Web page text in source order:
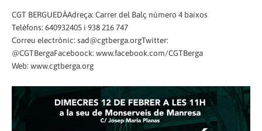
CGT BERGUEDÀAdreça: Carrer del Balç número 4 baixos
Telèfons: 640932405 i 938 216 747
Correu electrònic: sad@cgtberga.orgTwitter:
@CGTBergaFaceboock: www.facebook.com/CGTBerga
Web: www.cgtberga.org